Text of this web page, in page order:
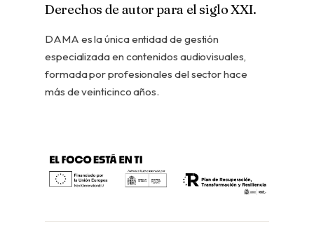
Derechos de autor para el siglo XXI.
DAMA es la única entidad de gestión
especializada en contenidos audiovisuales,
formada por profesionales del sector hace
más de veinticinco años.